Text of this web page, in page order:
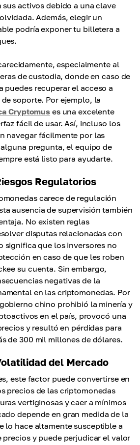
activos debido a una clave
Además, elegir un
podría exponer tu billetera a
especialmente al
de custodia, donde en caso de
puedes recuperar el acceso a
soporte. Por ejemplo, la
Cryptomus es una excelente
fácil de usar. Así, incluso los
navegar fácilmente por las
pregunta, el equipo de
está listo para ayudarte.
Regulatorios
carece de regulación
ausencia de supervisión también
No existen reglas
disputas relacionadas con
significa que los inversores no
en caso de que les roben
su cuenta. Sin embargo,
negativas de la
en las criptomonedas. Por
chino prohibió la minería y
en el país, provocó una
y resultó en pérdidas para
de 300 mil millones de dólares.
del Mercado
este factor puede convertirse en
precios de las criptomonedas
vertiginosas y caer a mínimos
depende en gran medida de la
lo hace altamente susceptible a
y puede perjudicar el valor